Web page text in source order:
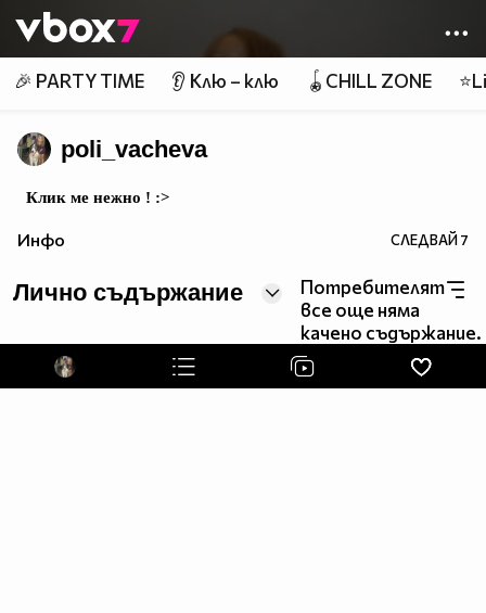
👾
🎉 PARTY TIME 👂 Клю – клю 🪀CHILL ZONE
poli_vacheva
Клик ме нежно ! :>
Инфо СЛЕДВАЙ7
Лично съдържание
Потребителят
все още няма
качено съдържание.